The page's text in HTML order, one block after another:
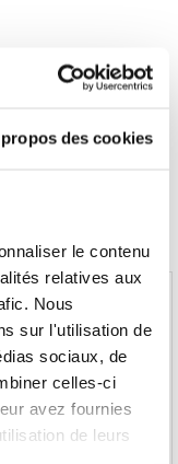
des cookies
le contenu
relatives aux
Nous
sur l'utilisation de
sociaux, de
celles-ci
avez fournies
de leurs